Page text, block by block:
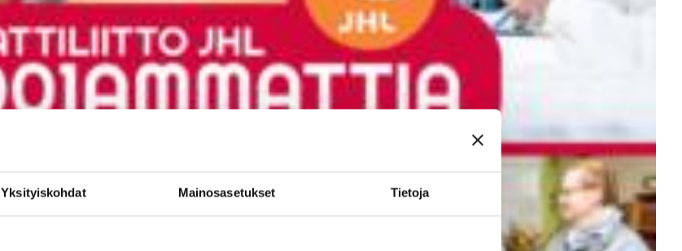
Yksityiskohdat Mainosasetukset Tietoja